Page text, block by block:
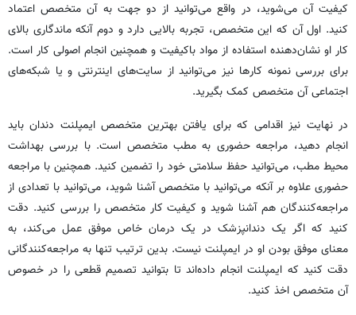
کیفیت آن می‌شوید، در واقع می‌توانید از دو جهت به آن متخصص اعتماد
کنید. اول آن که این متخصص، تجربه بالایی دارد و دوم آنکه ماندگاری بالای
کار او نشان‌دهنده استفاده از مواد باکیفیت و همچنین انجام اصولی کار است.
برای بررسی نمونه کارها نیز می‌توانید از سایت‌های اینترنتی و یا شبکه‌های
اجتماعی آن متخصص کمک بگیرید.
در نهایت نیز اقدامی که برای یافتن بهترین متخصص ایمپلنت دندان باید
انجام دهید، مراجعه حضوری به مطب متخصص است. با بررسی بهداشت
محیط مطب، می‌توانید حفظ سلامتی خود را تضمین کنید. همچنین با مراجعه
حضوری علاوه بر آنکه می‌توانید با متخصص آشنا شوید، می‌توانید با تعدادی از
مراجعه‌کنندگان هم آشنا شوید و کیفیت کار متخصص را بررسی کنید. دقت
کنید که اگر یک دندانپزشک در یک درمان خاص موفق عمل می‌کند، به
معنای موفق بودن او در ایمپلنت نیست. بدین ترتیب تنها به مراجعه‌کنندگانی
دقت کنید که ایمپلنت انجام داده‌اند تا بتوانید تصمیم قطعی را در خصوص
آن متخصص اخذ کنید.